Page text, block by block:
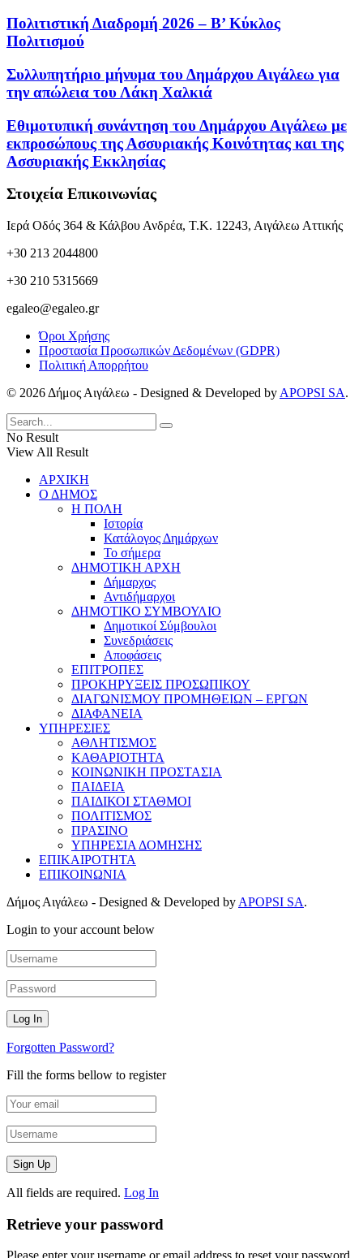
Πολιτιστική Διαδρομή 2026 – Β’ Κύκλος
Πολιτισμού
Συλλυπητήριο μήνυμα του Δημάρχου Αιγάλεω για
την απώλεια του Λάκη Χαλκιά
Εθιμοτυπική συνάντηση του Δημάρχου Αιγάλεω με
εκπροσώπους της Ασσυριακής Κοινότητας και της
Ασσυριακής Εκκλησίας
Στοιχεία Επικοινωνίας
Ιερά Οδός 364 & Κάλβου Ανδρέα, Τ.Κ. 12243, Αιγάλεω Αττικής
+30 213 2044800
+30 210 5315669
egaleo@egaleo.gr
Όροι Χρήσης
Προστασία Προσωπικών Δεδομένων (GDPR)
Πολιτική Απορρήτου
© 2026 Δήμος Αιγάλεω - Designed & Developed by APOPSI SA.
No Result
View All Result
ΑΡΧΙΚΗ
Ο ΔΗΜΟΣ
Η ΠΟΛΗ
Ιστορία
Κατάλογος Δημάρχων
Το σήμερα
ΔΗΜΟΤΙΚΗ ΑΡΧΗ
Δήμαρχος
Αντιδήμαρχοι
ΔΗΜΟΤΙΚΟ ΣΥΜΒΟΥΛΙΟ
Δημοτικοί Σύμβουλοι
Συνεδριάσεις
Αποφάσεις
ΕΠΙΤΡΟΠΕΣ
ΠΡΟΚΗΡΥΞΕΙΣ ΠΡΟΣΩΠΙΚΟΥ
ΔΙΑΓΩΝΙΣΜΟΥ ΠΡΟΜΗΘΕΙΩΝ – ΕΡΓΩΝ
ΔΙΑΦΑΝΕΙΑ
ΥΠΗΡΕΣΙΕΣ
ΑΘΛΗΤΙΣΜΟΣ
ΚΑΘΑΡΙΟΤΗΤΑ
ΚΟΙΝΩΝΙΚΗ ΠΡΟΣΤΑΣΙΑ
ΠΑΙΔΕΙΑ
ΠΑΙΔΙΚΟΙ ΣΤΑΘΜΟΙ
ΠΟΛΙΤΙΣΜΟΣ
ΠΡΑΣΙΝΟ
ΥΠΗΡΕΣΙΑ ΔΟΜΗΣΗΣ
ΕΠΙΚΑΙΡΟΤΗΤΑ
ΕΠΙΚΟΙΝΩΝΙΑ
Δήμος Αιγάλεω - Designed & Developed by APOPSI SA.
Login to your account below
Forgotten Password?
Fill the forms bellow to register
All fields are required. Log In
Retrieve your password